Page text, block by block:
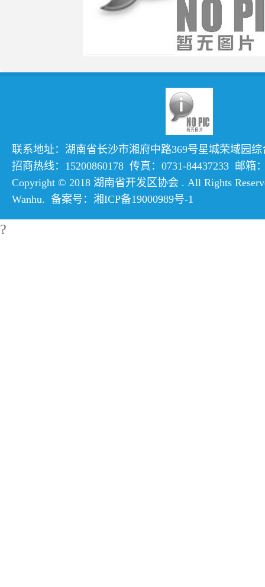
联系地址：湖南省长沙市湘府中路369号星城荣域园
招商热线：15200860178 传真：0731-84437233 邮箱
Copyright © 2018 湖南省开发区协会 . All Rights
Wanhu. 备案号： 湘ICP备19000989号-1
?